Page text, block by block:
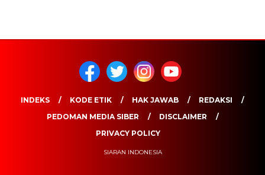
INDEKS KODE ETIK HAK JAWAB
REDAKSI
PEDOMAN MEDIA SIBER
DISCLAIMER
PRIVACY POLICY
SIARAN INDONESIA